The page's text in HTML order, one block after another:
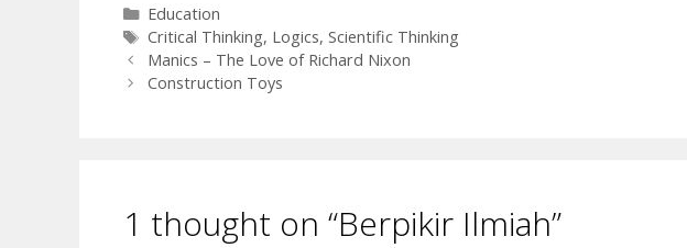
Categories
Education
Tags
Critical Thinking, Logics, Scientific Thinking
Manics – The Love of Richard Nixon
Construction Toys
1 thought on “Berpikir Ilmiah”